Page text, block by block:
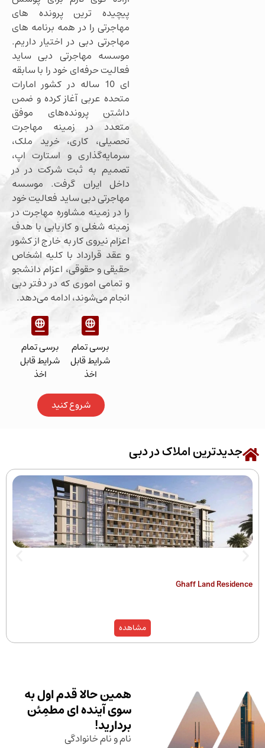
پیچیده ترین پرونده های
مهاجرتی را در همه برنامه های
مهاجرتی دبی در اختیار داریم.
موسسه مهاجرتی دبی ساید
فعالیت حرفه‌ای خود را با سابقه
ای 10 ساله در کشور امارات
متحده عربی آغاز کرده و ضمن
داشتن پرونده‌های موفق
متعدد در زمینه مهاجرت
تحصیلی، کاری، خرید ملک،
سرمایه‌گذاری و استارت اپ،
تصمیم به ثبت شرکت در در
داخل ایران گرفت. موسسه
مهاجرتی دبی ساید فعالیت خود
را در زمینه مشاوره مهاجرت در
زمینه شغلی و کاریابی با هدف
اعزام نیروی کار به خارج از کشور
و عقد قرارداد با کلیه اشخاص
حقیقی و حقوقی، اعزام دانشجو
و تمامی اموری که در دفتر دبی
انجام می‌شوند، ادامه می‌دهد.
برسی تمام
شرایط قابل
اخذ
شروع کنید
املاک در دبی
Ghaff
همین حالا قدم اول به
سوی آینده ای مطمِئن
بردارید!
نام و نام خانوادگی